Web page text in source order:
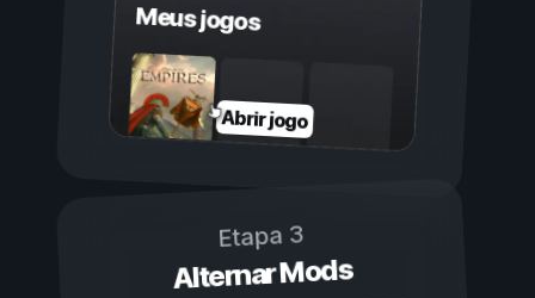
Meus jogos
Abrir jogo
Etapa 3
Alternar Mods